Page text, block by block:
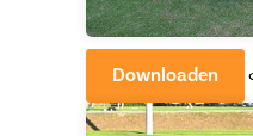
Downloaden